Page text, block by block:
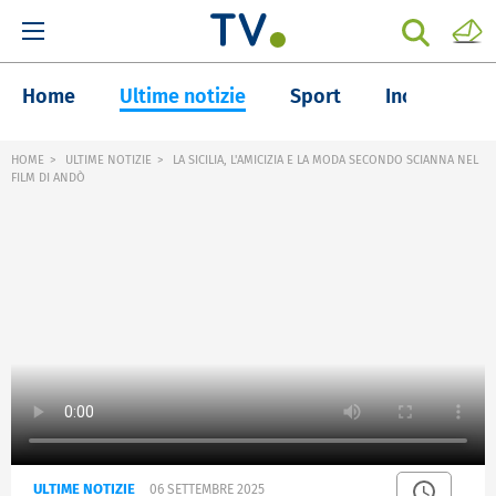
Home Ultime notizie Sport Inchieste
HOME ULTIME NOTIZIE
LA SICILIA, L'AMICIZIA E LA MODA SECONDO SCIANNA NEL
FILM DI ANDÒ
ULTIME NOTIZIE 06 SETTEMBRE 2025